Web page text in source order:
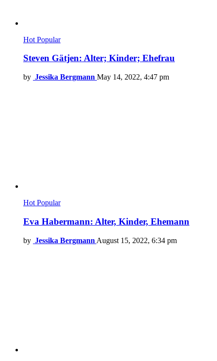
Hot Popular
Steven Gätjen: Alter; Kinder; Ehefrau
by Jessika Bergmann May 14, 2022, 4:47 pm
Hot Popular
Eva Habermann: Alter, Kinder, Ehemann
by Jessika Bergmann August 15, 2022, 6:34 pm